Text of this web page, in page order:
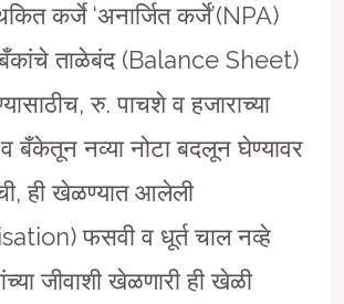
कर्जे ‘अनार्जित कर्जे’(NPA)
ताळेबंद (Balance Sheet)
रु. पाचशे व हजाराच्या
व बँकेतून नव्या नोटा बदलून घेण्यावर
ही खेळण्यात आलेली
फसवी व धूर्त चाल नव्हे
जीवाशी खेळणारी ही खेळी